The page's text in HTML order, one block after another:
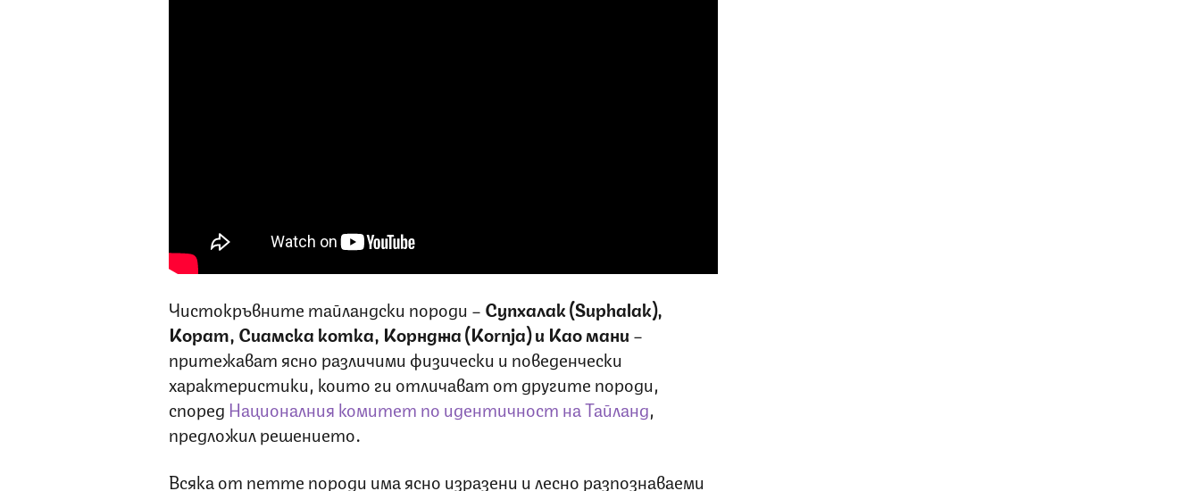
Чистокръвните тайландски породи – Супхалак (Suphalak),
Корат, Сиамска котка, Корнджа (Kornja) и Као мани –
притежават ясно различими физически и поведенчески
характеристики, които ги отличават от другите породи,
според Националния комитет по идентичност на Тайланд,
предложил решението.
Всяка от петте породи има ясно изразени и лесно разпознаваеми